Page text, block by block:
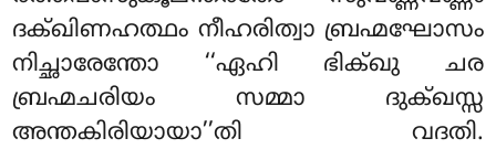
ദക്ഖിണഹത്ഥം നീഹരിത്വാ ബ്രഹ്മഘോസം
നിച്ഛാരേന്തോ ‘‘ഏഹി ഭിക്ഖു ചര
ബ്രഹ്മചരിയം സമ്മാ ദുക്ഖസ്സ
അന്തകിരിയായാ’’തി വദതി.